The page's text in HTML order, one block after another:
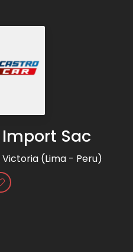
Sac
Victoria (Lima - Peru)